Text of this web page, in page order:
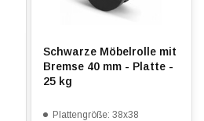
Schwarze Möbelrolle mit
Bremse 40 mm - Platte -
25 kg
Plattengröße: 38x38